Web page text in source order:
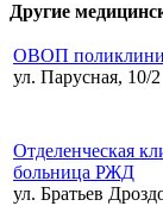
Другие
ОВОП
ул. Парусная, 10/2
Отделенческая
больница РЖД
ул. Братьев